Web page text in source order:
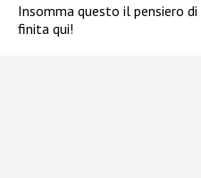
Insomma questo il pensiero di
finita qui!